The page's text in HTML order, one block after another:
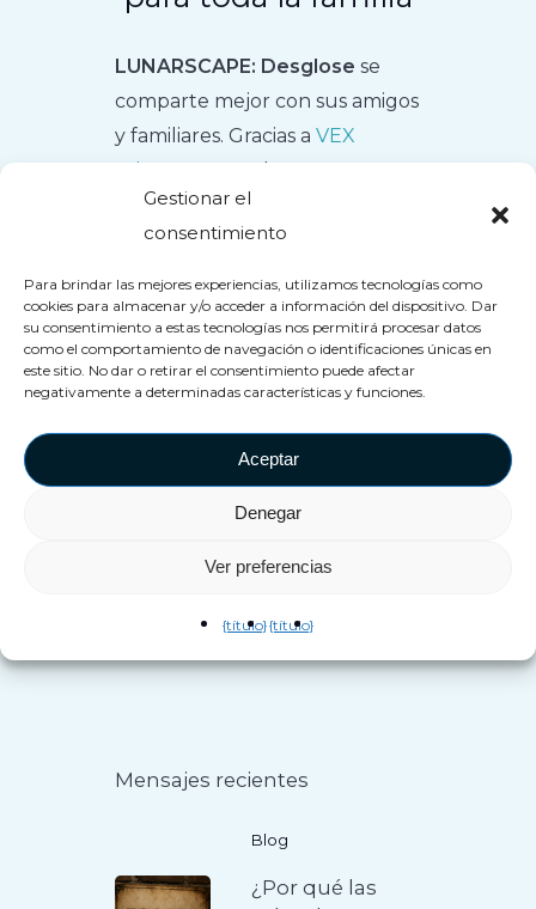
Gestionar el
consentimiento
Para brindar las mejores experiencias, utilizamos tecnologías como
cookies para almacenar y/o acceder a información del dispositivo. Dar
su consentimiento a estas tecnologías nos permitirá procesar datos
como el comportamiento de navegación o identificaciones únicas en
este sitio. No dar o retirar el consentimiento puede afectar
negativamente a determinadas características y funciones.
Aceptar
Denegar
Ver preferencias
{título}{título}
LUNARSCAPE: Desglose se
comparte mejor con sus amigos
y familiares. Gracias aVEX
sorprendentes efectos físicos,
vive una experiencia inolvidable
que te hará arrastrarte por
conductos de aire llenos de
viento, evitar láseres que
desafían a la muerte y resolver
Mensajes recientes
Blog
¿Por qué las